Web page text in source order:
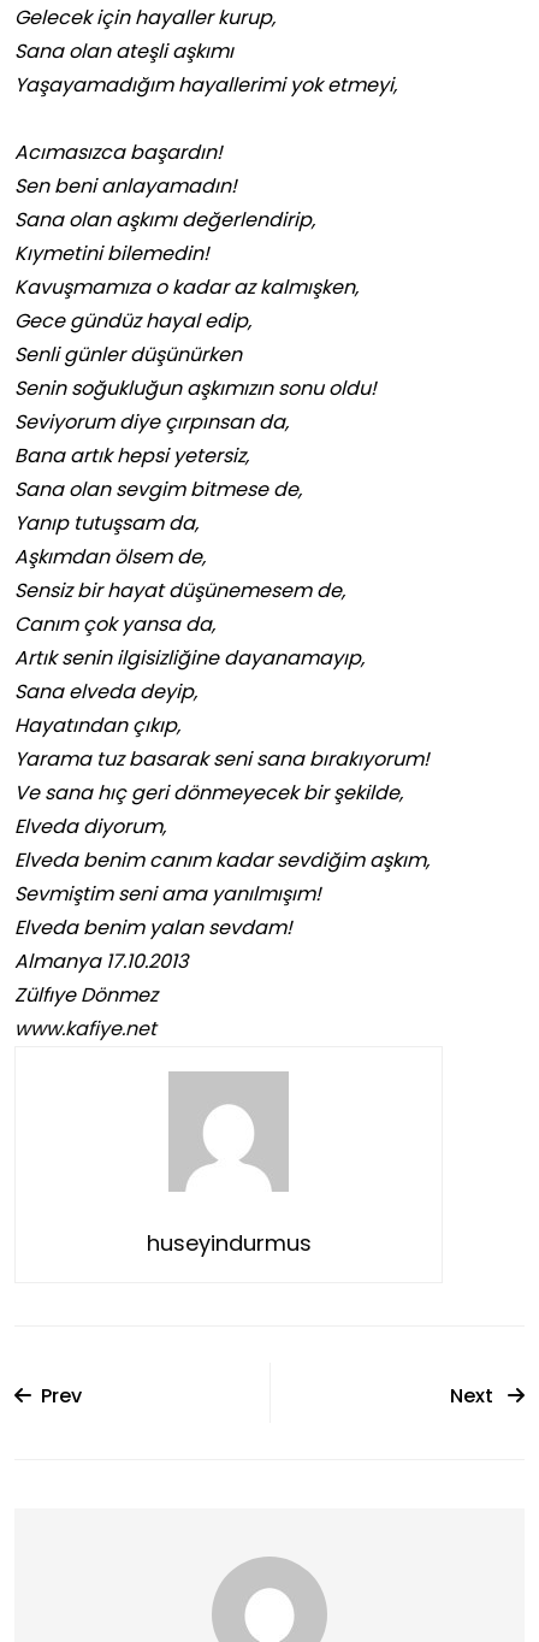
Gelecek için hayaller kurup,
Sana olan ateşli aşkımı
Yaşayamadığım hayallerimi yok etmeyi,
Acımasızca başardın!
Sen beni anlayamadın!
Sana olan aşkımı değerlendirip,
Kıymetini bilemedin!
Kavuşmamıza o kadar az kalmışken,
Gece gündüz hayal edip,
Senli günler düşünürken
Senin soğukluğun aşkımızın sonu oldu!
Seviyorum diye çırpınsan da,
Bana artık hepsi yetersiz,
Sana olan sevgim bitmese de,
Yanıp tutuşsam da,
Aşkımdan ölsem de,
Sensiz bir hayat düşünemesem de,
Canım çok yansa da,
Artık senin ilgisizliğine dayanamayıp,
Sana elveda deyip,
Hayatından çıkıp,
Yarama tuz basarak seni sana bırakıyorum!
Ve sana hıç geri dönmeyecek bir şekilde,
Elveda diyorum,
Elveda benim canım kadar sevdiğim aşkım,
Sevmiştim seni ama yanılmışım!
Elveda benim yalan sevdam!
Almanya 17.10.2013
Zülfıye Dönmez
www.kafiye.net
huseyindurmus
Prev Next